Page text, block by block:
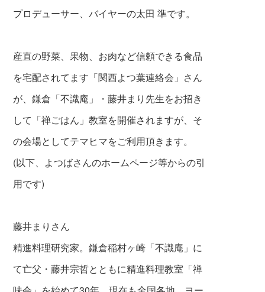
プロデューサー、バイヤーの太田 準です。
産直の野菜、果物、お肉など信頼できる食品
を宅配されてます「関西よつ葉連絡会」さん
が、鎌倉「不識庵」・藤井まり先生をお招き
して「禅ごはん」教室を開催されますが、そ
の会場としてテマヒマをご利用頂きます。
(以下、よつばさんのホームページ等からの引
用です)
藤井まりさん
精進料理研究家。鎌倉稲村ヶ崎「不識庵」に
て亡父・藤井宗哲とともに精進料理教室「禅